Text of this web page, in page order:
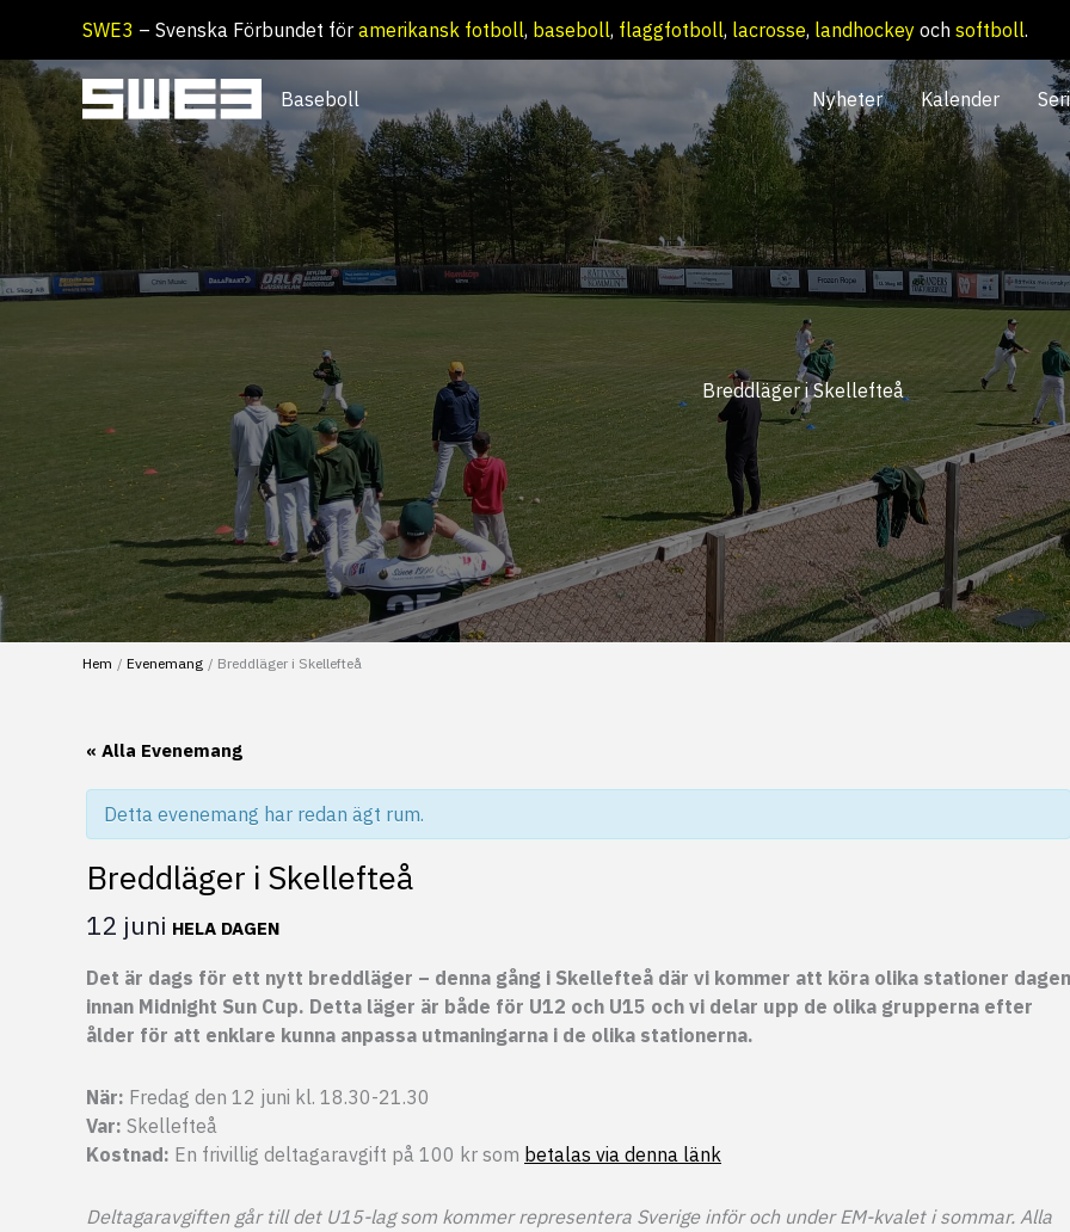
innehåll
SWE3 – Svenska Förbundet för amerikansk fotboll, baseboll, flaggfotboll, lacrosse, landhockey och softboll.
Baseboll Nyheter Kalender
Breddläger i Skellefteå
Hem Evenemang Breddläger i Skellefteå
« Alla Evenemang
Detta evenemang har redan ägt rum.
Breddläger i Skellefteå
12 juni HELA DAGEN
Det är dags för ett nytt breddläger – denna gång i Skellefteå där vi kommer att köra olika stationer dagen
innan Midnight Sun Cup. Detta läger är både för U12 och U15 och vi delar upp de olika grupperna efter
ålder för att enklare kunna anpassa utmaningarna i de olika stationerna.
När: Fredag den 12 juni kl. 18.30-21.30
Var: Skellefteå
Kostnad: En frivillig deltagaravgift på 100 kr som betalas via denna länk
Deltagaravgiften går till det U15-lag som kommer representera Sverige inför och under EM-kvalet i sommar. Alla